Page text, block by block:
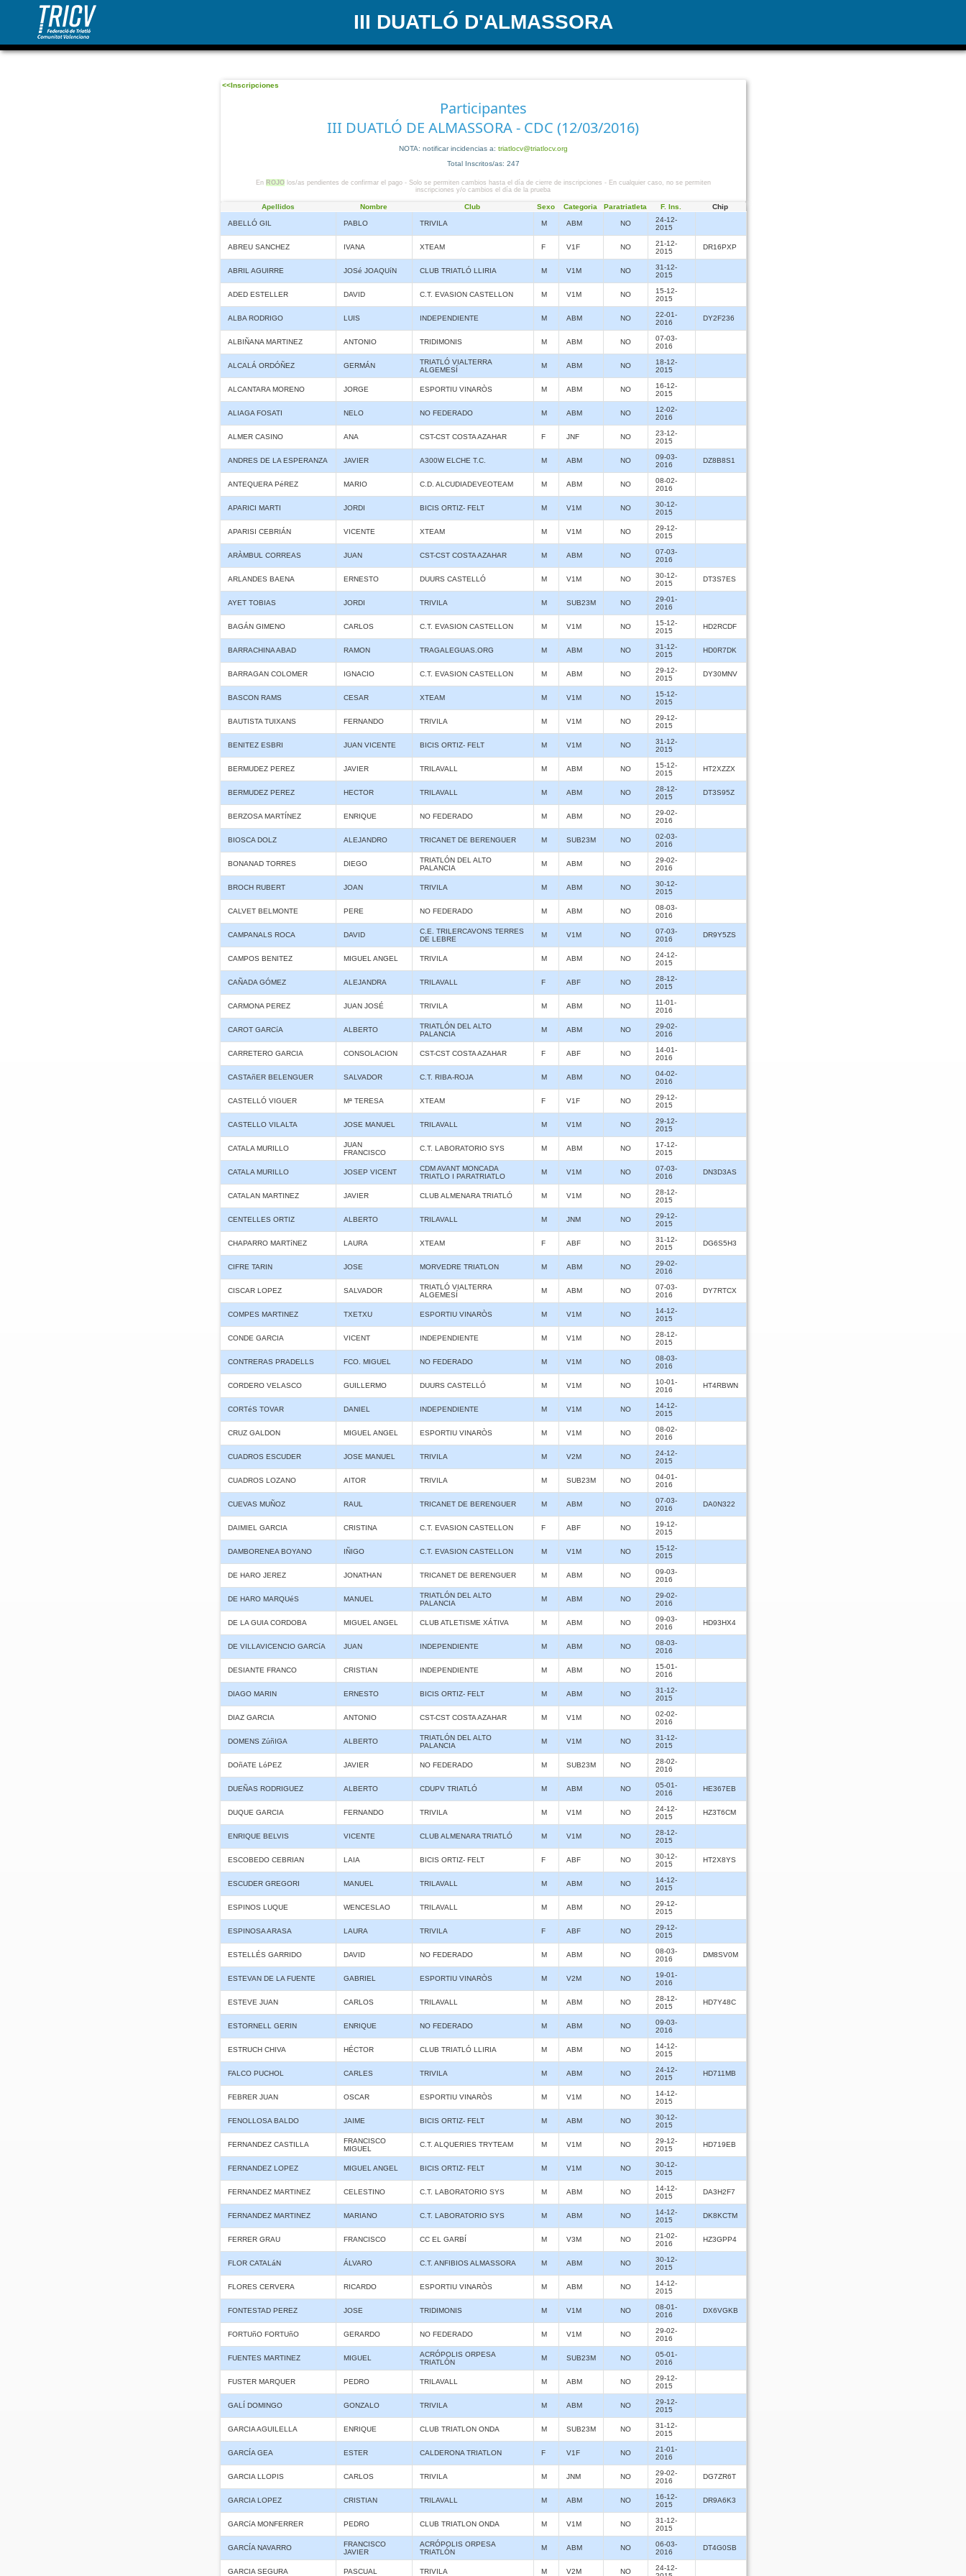
III DUATLÓ D'ALMASSORA
<<Inscripciones
Participantes
III DUATLÓ DE ALMASSORA - CDC (12/03/2016)
NOTA: notificar incidencias a: triatlocv@triatlocv.org
Total Inscritos/as: 247
En ROJOlos/as pendientes de confirmar el pago - Solo se permiten cambios hasta el día de cierre de inscripciones - En cualquier caso, no se permiten
inscripciones y/o cambios el día de la prueba
Apellidos Nombre Club Sexo Categoria Paratriatleta F. Ins. Chip
ABELLÓ GIL PABLO TRIVILA M ABM NO
24-12-
2015
ABREU SANCHEZ IVANA XTEAM F V1F NO
21-12-
2015
DR16PXP
ABRIL AGUIRRE JOSé JOAQUíN CLUB TRIATLÓ LLIRIA M V1M NO
31-12-
2015
ADED ESTELLER DAVID C.T. EVASION CASTELLON M V1M NO
15-12-
2015
ALBA RODRIGO LUIS INDEPENDIENTE M ABM NO
22-01-
2016
DY2F236
ALBIÑANA MARTINEZ ANTONIO TRIDIMONIS M ABM NO
07-03-
2016
ALCALÁ ORDÓÑEZ GERMÁN
TRIATLÓ VIALTERRA
ALGEMESÍ
M ABM NO
18-12-
2015
ALCANTARA MORENO JORGE ESPORTIU VINARÒS M ABM NO
16-12-
2015
ALIAGA FOSATI NELO NO FEDERADO M ABM NO
12-02-
2016
ALMER CASINO ANA CST-CST COSTA AZAHAR F JNF NO
23-12-
2015
ANDRES DE LA ESPERANZA JAVIER A300W ELCHE T.C. M ABM NO
09-03-
2016
DZ8B8S1
ANTEQUERA PéREZ MARIO C.D. ALCUDIADEVEOTEAM M ABM NO
08-02-
2016
APARICI MARTI JORDI BICIS ORTIZ- FELT M V1M NO
30-12-
2015
APARISI CEBRIÁN VICENTE XTEAM M V1M NO
29-12-
2015
ARÀMBUL CORREAS JUAN CST-CST COSTA AZAHAR M ABM NO
07-03-
2016
ARLANDES BAENA ERNESTO DUURS CASTELLÓ M V1M NO
30-12-
2015
DT3S7ES
AYET TOBIAS JORDI TRIVILA M SUB23M NO
29-01-
2016
BAGÁN GIMENO CARLOS C.T. EVASION CASTELLON M V1M NO
15-12-
2015
HD2RCDF
BARRACHINA ABAD RAMON TRAGALEGUAS.ORG M ABM NO
31-12-
2015
HD0R7DK
BARRAGAN COLOMER IGNACIO C.T. EVASION CASTELLON M ABM NO
29-12-
2015
DY30MNV
BASCON RAMS CESAR XTEAM M V1M NO
15-12-
2015
BAUTISTA TUIXANS FERNANDO TRIVILA M V1M NO
29-12-
2015
BENITEZ ESBRI JUAN VICENTE BICIS ORTIZ- FELT M V1M NO
31-12-
2015
BERMUDEZ PEREZ JAVIER TRILAVALL M ABM NO
15-12-
2015
HT2XZZX
BERMUDEZ PEREZ HECTOR TRILAVALL M ABM NO
28-12-
2015
DT3S95Z
BERZOSA MARTÍNEZ ENRIQUE NO FEDERADO M ABM NO
29-02-
2016
BIOSCA DOLZ ALEJANDRO TRICANET DE BERENGUER M SUB23M NO
02-03-
2016
BONANAD TORRES DIEGO
TRIATLÓN DEL ALTO
PALANCIA
M ABM NO
29-02-
2016
BROCH RUBERT JOAN TRIVILA M ABM NO
30-12-
2015
CALVET BELMONTE PERE NO FEDERADO M ABM NO
08-03-
2016
CAMPANALS ROCA DAVID
C.E. TRILERCAVONS TERRES
DE LEBRE
M V1M NO
07-03-
2016
DR9Y5ZS
CAMPOS BENITEZ MIGUEL ANGEL TRIVILA M ABM NO
24-12-
2015
CAÑADA GÓMEZ ALEJANDRA TRILAVALL F ABF NO
28-12-
2015
CARMONA PEREZ JUAN JOSÉ TRIVILA M ABM NO
11-01-
2016
CAROT GARCíA ALBERTO
TRIATLÓN DEL ALTO
PALANCIA
M ABM NO
29-02-
2016
CARRETERO GARCIA CONSOLACION CST-CST COSTA AZAHAR F ABF NO
14-01-
2016
CASTAñER BELENGUER SALVADOR C.T. RIBA-ROJA M ABM NO
04-02-
2016
CASTELLÓ VIGUER Mª TERESA XTEAM F V1F NO
29-12-
2015
CASTELLO VILALTA JOSE MANUEL TRILAVALL M V1M NO
29-12-
2015
CATALA MURILLO
JUAN
FRANCISCO
C.T. LABORATORIO SYS M ABM NO
17-12-
2015
CATALA MURILLO JOSEP VICENT
CDM AVANT MONCADA
TRIATLO I PARATRIATLO
M V1M NO
07-03-
2016
DN3D3AS
CATALAN MARTINEZ JAVIER CLUB ALMENARA TRIATLÓ M V1M NO
28-12-
2015
CENTELLES ORTIZ ALBERTO TRILAVALL M JNM NO
29-12-
2015
CHAPARRO MARTíNEZ LAURA XTEAM F ABF NO
31-12-
2015
DG6S5H3
CIFRE TARIN JOSE MORVEDRE TRIATLON M ABM NO
29-02-
2016
CISCAR LOPEZ SALVADOR
TRIATLÓ VIALTERRA
ALGEMESÍ
M ABM NO
07-03-
2016
DY7RTCX
COMPES MARTINEZ TXETXU ESPORTIU VINARÒS M V1M NO
14-12-
2015
CONDE GARCIA VICENT INDEPENDIENTE M V1M NO
28-12-
2015
CONTRERAS PRADELLS FCO. MIGUEL NO FEDERADO M V1M NO
08-03-
2016
CORDERO VELASCO GUILLERMO DUURS CASTELLÓ M V1M NO
10-01-
2016
HT4RBWN
CORTéS TOVAR DANIEL INDEPENDIENTE M V1M NO
14-12-
2015
CRUZ GALDON MIGUEL ANGEL ESPORTIU VINARÒS M V1M NO
08-02-
2016
CUADROS ESCUDER JOSE MANUEL TRIVILA M V2M NO
24-12-
2015
CUADROS LOZANO AITOR TRIVILA M SUB23M NO
04-01-
2016
CUEVAS MUÑOZ RAUL TRICANET DE BERENGUER M ABM NO
07-03-
2016
DA0N322
DAIMIEL GARCIA CRISTINA C.T. EVASION CASTELLON F ABF NO
19-12-
2015
DAMBORENEA BOYANO IÑIGO C.T. EVASION CASTELLON M V1M NO
15-12-
2015
DE HARO JEREZ JONATHAN TRICANET DE BERENGUER M ABM NO
09-03-
2016
DE HARO MARQUéS MANUEL
TRIATLÓN DEL ALTO
PALANCIA
M ABM NO
29-02-
2016
DE LA GUIA CORDOBA MIGUEL ANGEL CLUB ATLETISME XÁTIVA M ABM NO
09-03-
2016
HD93HX4
DE VILLAVICENCIO GARCíA JUAN INDEPENDIENTE M ABM NO
08-03-
2016
DESIANTE FRANCO CRISTIAN INDEPENDIENTE M ABM NO
15-01-
2016
DIAGO MARIN ERNESTO BICIS ORTIZ- FELT M ABM NO
31-12-
2015
DIAZ GARCIA ANTONIO CST-CST COSTA AZAHAR M V1M NO
02-02-
2016
DOMENS ZúñIGA ALBERTO
TRIATLÓN DEL ALTO
PALANCIA
M V1M NO
31-12-
2015
DOñATE LóPEZ JAVIER NO FEDERADO M SUB23M NO
28-02-
2016
DUEÑAS RODRIGUEZ ALBERTO CDUPV TRIATLÓ M ABM NO
05-01-
2016
HE367EB
DUQUE GARCIA FERNANDO TRIVILA M V1M NO
24-12-
2015
HZ3T6CM
ENRIQUE BELVIS VICENTE CLUB ALMENARA TRIATLÓ M V1M NO
28-12-
2015
ESCOBEDO CEBRIAN LAIA BICIS ORTIZ- FELT F ABF NO
30-12-
2015
HT2X8YS
ESCUDER GREGORI MANUEL TRILAVALL M ABM NO
14-12-
2015
ESPINOS LUQUE WENCESLAO TRILAVALL M ABM NO
29-12-
2015
ESPINOSA ARASA LAURA TRIVILA F ABF NO
29-12-
2015
ESTELLÉS GARRIDO DAVID NO FEDERADO M ABM NO
08-03-
2016
DM8SV0M
ESTEVAN DE LA FUENTE GABRIEL ESPORTIU VINARÒS M V2M NO
19-01-
2016
ESTEVE JUAN CARLOS TRILAVALL M ABM NO
28-12-
2015
HD7Y48C
ESTORNELL GERIN ENRIQUE NO FEDERADO M ABM NO
09-03-
2016
ESTRUCH CHIVA HÉCTOR CLUB TRIATLÓ LLIRIA M ABM NO
14-12-
2015
FALCO PUCHOL CARLES TRIVILA M ABM NO
24-12-
2015
HD711MB
FEBRER JUAN OSCAR ESPORTIU VINARÒS M V1M NO
14-12-
2015
FENOLLOSA BALDO JAIME BICIS ORTIZ- FELT M ABM NO
30-12-
2015
FERNANDEZ CASTILLA
FRANCISCO
MIGUEL
C.T. ALQUERIES TRYTEAM M V1M NO
29-12-
2015
HD719EB
FERNANDEZ LOPEZ MIGUEL ANGEL BICIS ORTIZ- FELT M V1M NO
30-12-
2015
FERNANDEZ MARTINEZ CELESTINO C.T. LABORATORIO SYS M ABM NO
14-12-
2015
DA3H2F7
FERNANDEZ MARTINEZ MARIANO C.T. LABORATORIO SYS M ABM NO
14-12-
2015
DK8KCTM
FERRER GRAU FRANCISCO CC EL GARBÍ M V3M NO
21-02-
2016
HZ3GPP4
FLOR CATALáN ÁLVARO C.T. ANFIBIOS ALMASSORA M ABM NO
30-12-
2015
FLORES CERVERA RICARDO ESPORTIU VINARÒS M ABM NO
14-12-
2015
FONTESTAD PEREZ JOSE TRIDIMONIS M V1M NO
08-01-
2016
DX6VGKB
FORTUñO FORTUñO GERARDO NO FEDERADO M V1M NO
29-02-
2016
FUENTES MARTINEZ MIGUEL
ACRÓPOLIS ORPESA
TRIATLÓN
M SUB23M NO
05-01-
2016
FUSTER MARQUER PEDRO TRILAVALL M ABM NO
29-12-
2015
GALÍ DOMINGO GONZALO TRIVILA M ABM NO
29-12-
2015
GARCIA AGUILELLA ENRIQUE CLUB TRIATLON ONDA M SUB23M NO
31-12-
2015
GARCÍA GEA ESTER CALDERONA TRIATLON F V1F NO
21-01-
2016
GARCIA LLOPIS CARLOS TRIVILA M JNM NO
29-02-
2016
DG7ZR6T
GARCIA LOPEZ CRISTIAN TRILAVALL M ABM NO
16-12-
2015
DR9A6K3
GARCíA MONFERRER PEDRO CLUB TRIATLON ONDA M V1M NO
31-12-
2015
GARCÍA NAVARRO
FRANCISCO
JAVIER
ACRÓPOLIS ORPESA
TRIATLÓN
M ABM NO
06-03-
2016
DT4G0SB
GARCIA SEGURA PASCUAL TRIVILA M V2M NO
24-12-